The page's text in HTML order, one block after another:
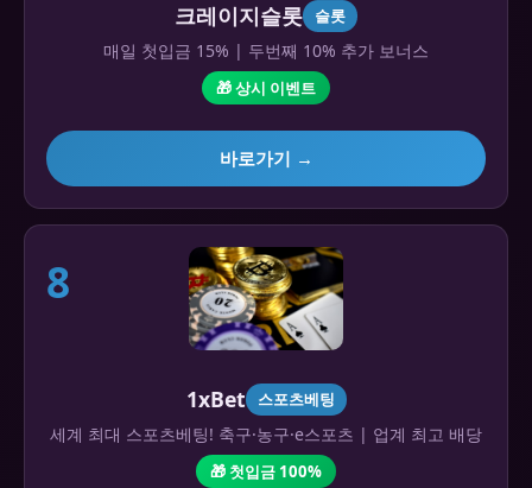
크레이지슬롯 슬롯
매일 첫입금 15% | 두번째 10% 추가 보너스
🎁 상시 이벤트
바로가기 →
8
1xBet 스포츠베팅
세계 최대 스포츠베팅! 축구·농구·e스포츠 | 업계 최고 배당
🎁 첫입금 100%